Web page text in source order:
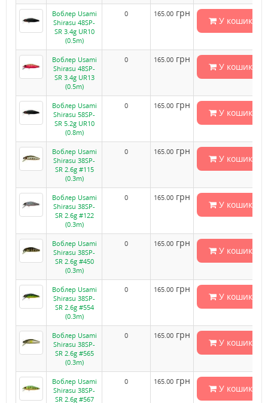
Воблер Usami
Shirasu 48SP-
SR 3.4g UR10
(0.5m)
0 165.00 грн
У кошик
Воблер Usami
Shirasu 48SP-
SR 3.4g UR13
(0.5m)
0 165.00 грн
У кошик
Воблер Usami
Shirasu 58SP-
SR 5.2g UR10
(0.8m)
0 165.00 грн
У кошик
Воблер Usami
Shirasu 38SP-
SR 2.6g #115
(0.3m)
0 165.00 грн
У кошик
Воблер Usami
Shirasu 38SP-
SR 2.6g #122
(0.3m)
0 165.00 грн
У кошик
Воблер Usami
Shirasu 38SP-
SR 2.6g #450
(0.3m)
0 165.00 грн
У кошик
Воблер Usami
Shirasu 38SP-
SR 2.6g #554
(0.3m)
0 165.00 грн
У кошик
Воблер Usami
Shirasu 38SP-
SR 2.6g #565
(0.3m)
0 165.00 грн
У кошик
Воблер Usami
Shirasu 38SP-
SR 2.6g #567
0 165.00 грн
У кошик